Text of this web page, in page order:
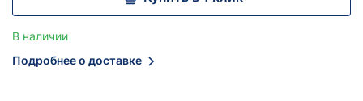
В наличии
Подробнее о доставке